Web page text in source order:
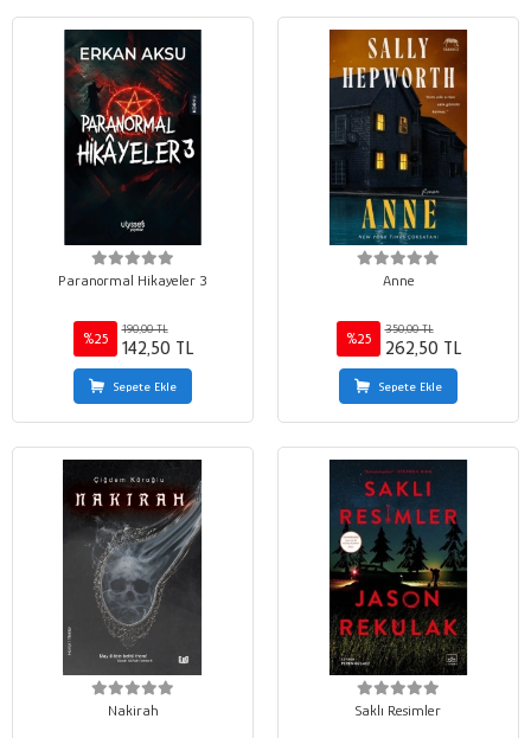
Paranormal Hikayeler 3
%25
190,00 TL
142,50 TL
Sepete Ekle
Anne
%25
350,00 TL
262,50 TL
Sepete Ekle
Nakirah Saklı Resimler